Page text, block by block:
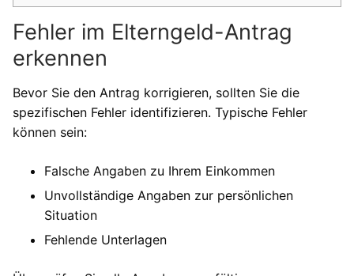
Fehler im Elterngeld-Antrag
erkennen
Bevor Sie den Antrag korrigieren, sollten Sie die
spezifischen Fehler identifizieren. Typische Fehler
können sein:
Falsche Angaben zu Ihrem Einkommen
Unvollständige Angaben zur persönlichen
Situation
Fehlende Unterlagen